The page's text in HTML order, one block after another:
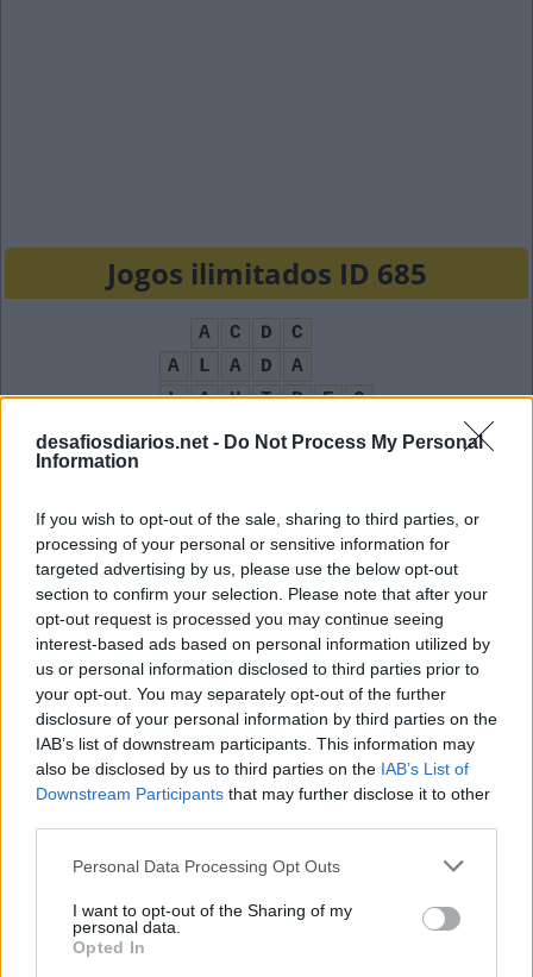
desafiosdiarios.net - Do Not Process My Personal
Information
If you wish to opt-out of the sale, sharing to third parties, or
processing of your personal or sensitive information for
targeted advertising by us, please use the below opt-out
section to confirm your selection. Please note that after your
opt-out request is processed you may continue seeing
interest-based ads based on personal information utilized by
us or personal information disclosed to third parties prior to
your opt-out. You may separately opt-out of the further
disclosure of your personal information by third parties on the
IAB’s list of downstream participants. This information may
also be disclosed by us to third parties on the IAB’s List of
Downstream Participants that may further disclose it to other
Personal Data Processing Opt Outs
I want to opt-out of the Sharing of my
personal data.
Opted In
Jogos ilimitados ID 685
A C D
C
A
L A D
A
L
A U T R E
C
T
I C R D
A
A
Dotada de asas:
A
L A D
A
Quando sério, dá uma música de Rita Lee:
C
A S
O
__ Gomes, fotógrafo brasileiro:
A
L A I
R
Sigla da extinta Alemanha Oriental:
D
A